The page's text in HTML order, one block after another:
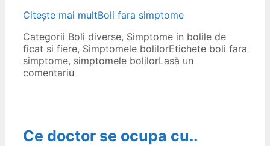
Citește mai multBoli fara simptome
Categorii Boli diverse, Simptome in bolile de
ficat si fiere, Simptomele bolilorEtichete boli fara
simptome, simptomele bolilorLasă un
comentariu
Ce doctor se ocupa cu..